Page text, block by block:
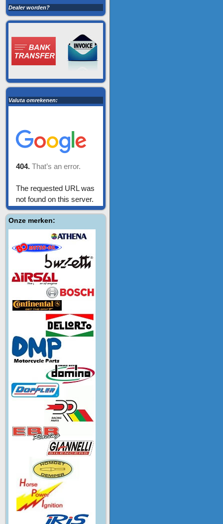
Dealer worden?
Valuta omrekenen:
Onze merken: